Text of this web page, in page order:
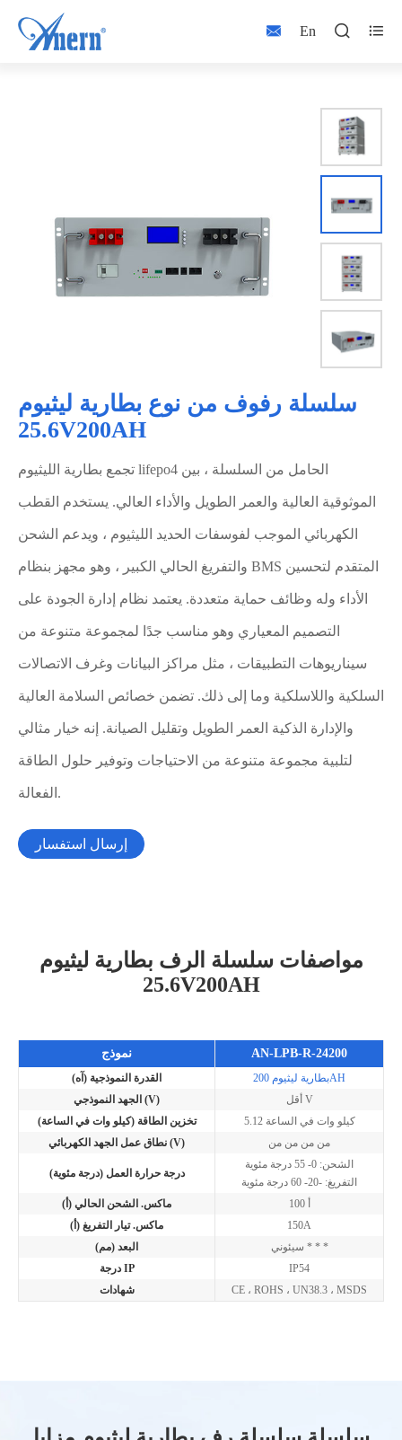
 En  
سلسلة رفوف من نوع بطارية ليثيوم
25.6V200AH
تجمع بطارية الليثيوم lifepo4 الحامل من السلسلة ، بين
الموثوقية العالية والعمر الطويل والأداء العالي. يستخدم القطب
الكهربائي الموجب لفوسفات الحديد الليثيوم ، ويدعم الشحن
والتفريغ الحالي الكبير ، وهو مجهز بنظام BMS المتقدم لتحسين
الأداء وله وظائف حماية متعددة. يعتمد نظام إدارة الجودة على
التصميم المعياري وهو مناسب جدًا لمجموعة متنوعة من
سيناريوهات التطبيقات ، مثل مراكز البيانات وغرف الاتصالات
السلكية واللاسلكية وما إلى ذلك. تضمن خصائص السلامة العالية
والإدارة الذكية العمر الطويل وتقليل الصيانة. إنه خيار مثالي
لتلبية مجموعة متنوعة من الاحتياجات وتوفير حلول الطاقة
الفعالة.
إرسال استفسار
مواصفات سلسلة الرف بطارية ليثيوم
25.6V200AH
نموذج AN-LPB-R-24200
القدرة النموذجية (آه)
بطارية ليثيوم 200AH
الجهد النموذجي (V)
أقل V
تخزين الطاقة (كيلو وات في الساعة)
5.12 كيلو وات في الساعة
نطاق عمل الجهد الكهربائي (V)
من من من من
درجة حرارة العمل (درجة مئوية)
الشحن: 0- 55 درجة مئوية
التفريغ: -20- 60 درجة مئوية
ماكس. الشحن الحالي (أ)
ماكس. تيار التفريغ (أ)
150A
البعد (مم)
سيئوني * * *
درجة IP
IP54
شهادات
CE ، ROHS ، UN38.3 ، MSDS